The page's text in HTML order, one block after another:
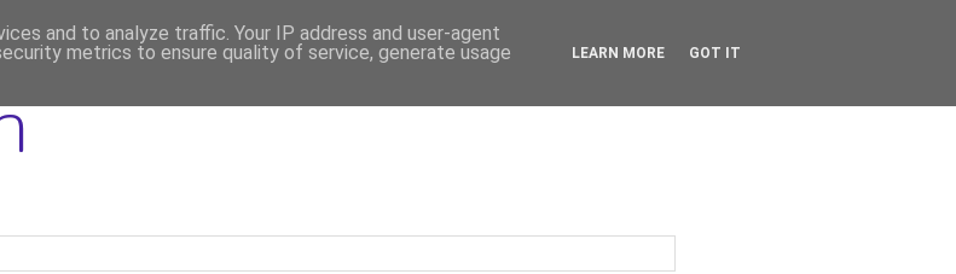
and to analyze traffic. Your IP address and user-agent
metrics to ensure quality of service, generate usage
LEARN MORE GOT IT